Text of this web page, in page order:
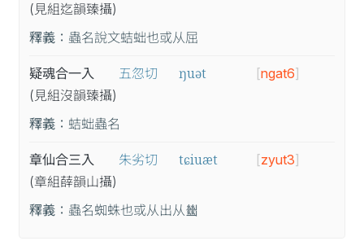
(見組迄韻臻攝)
釋義： 蟲名說文蛣䖦也或从屈
疑魂合一入
(見組沒韻臻攝)
五忽切 ŋuət [ngat6]
釋義： 蛣䖦蟲名
章仙合三入
(章組薛韻山攝)
朱劣切 tɕiuæt [zyut3]
釋義： 蟲名蜘蛛也或从出从𢇍